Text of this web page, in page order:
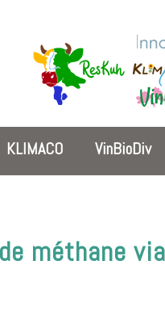
KLIMACO VinBioDiv
méthane